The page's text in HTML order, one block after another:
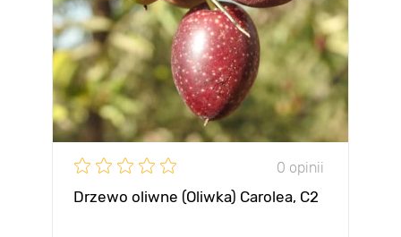
0 opinii
Drzewo oliwne (Oliwka) Carolea, C2